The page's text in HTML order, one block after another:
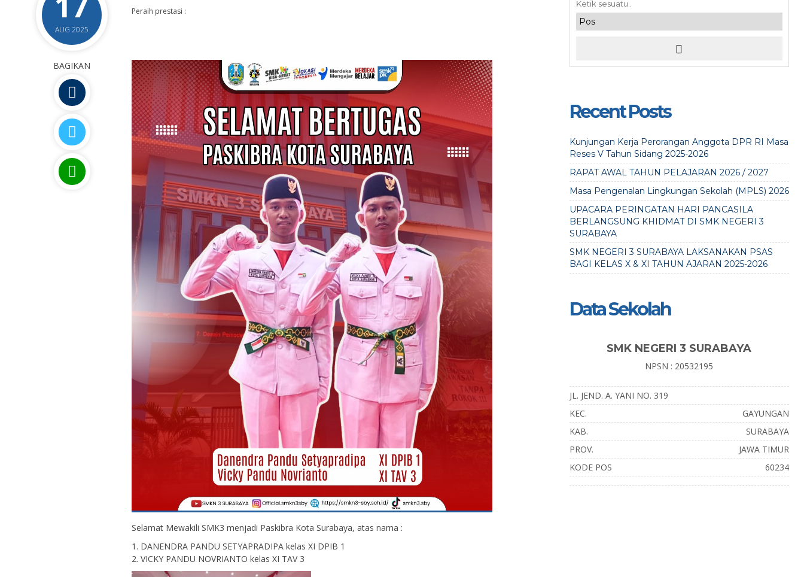
AUG 2025
Peraih prestasi :
BAGIKAN
Selamat Mewakili SMK3 menjadi Paskibra Kota Surabaya, atas nama :
1. DANENDRA PANDU SETYAPRADIPA kelas XI DPIB 1
2. VICKY PANDU NOVRIANTO kelas XI TAV 3
Recent Posts
Kunjungan Kerja Perorangan Anggota DPR RI Masa
Reses V Tahun Sidang 2025-2026
RAPAT AWAL TAHUN PELAJARAN 2026 / 2027
Masa Pengenalan Lingkungan Sekolah (MPLS) 2026
UPACARA PERINGATAN HARI PANCASILA
BERLANGSUNG KHIDMAT DI SMK NEGERI 3
SURABAYA
SMK NEGERI 3 SURABAYA LAKSANAKAN PSAS
BAGI KELAS X & XI TAHUN AJARAN 2025-2026
Data Sekolah
SMK NEGERI 3 SURABAYA
NPSN : 20532195
JL. JEND. A. YANI NO. 319
KEC.
GAYUNGAN
KAB.
SURABAYA
PROV.
JAWA TIMUR
KODE POS
60234